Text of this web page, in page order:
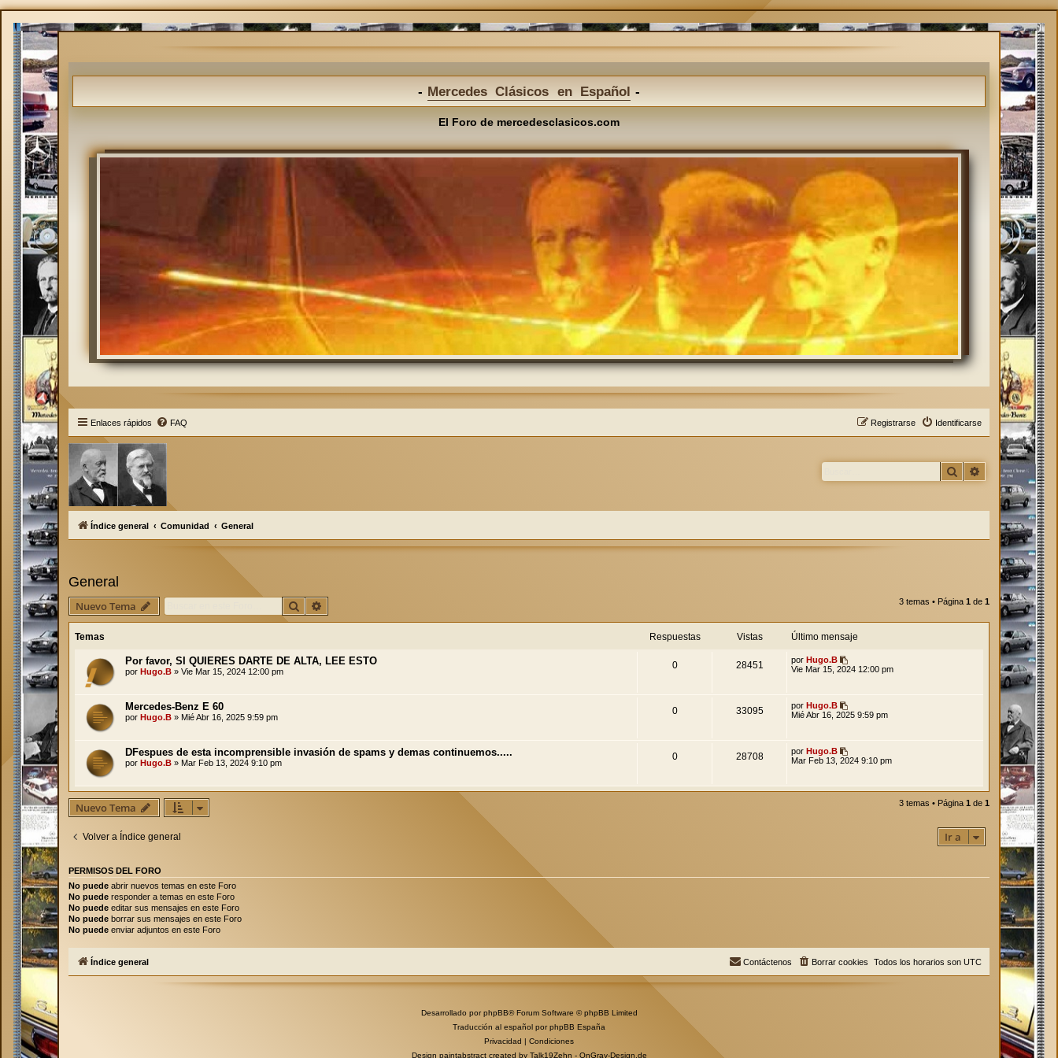
Mercedes Clásicos en Español
El Foro de mercedesclasicos.com
Enlaces rápidos FAQ Identificarse
Registrarse
Buscar Búsqueda
Índice general Comunidad General
General
Nuevo Tema Buscar 3 temas • Página 1 de 1
Temas Respuestas Vistas Último mensaje
Por favor, SI QUIERES DARTE DE ALTA, LEE ESTO
por Hugo.B » Vie Mar 15, 2024 12:00 pm
0 28451 por Hugo.B
Vie Mar 15, 2024 12:00 pm
Mercedes-Benz E 60
por Hugo.B » Mié Abr 16, 2025 9:59 pm
0 33095 por Hugo.B
Mié Abr 16, 2025 9:59 pm
DFespues de esta incomprensible invasión de spams y demas continuemos.....
por Hugo.B » Mar Feb 13, 2024 9:10 pm
0 28708 por Hugo.B
Mar Feb 13, 2024 9:10 pm
Nuevo Tema 3 temas • Página 1 de 1
Volver a Índice general Ir a
PERMISOS DEL FORO
No puede abrir nuevos temas en este Foro
No puede responder a temas en este Foro
No puede editar sus mensajes en este Foro
No puede borrar sus mensajes en este Foro
No puede enviar adjuntos en este Foro
Índice general Todos los horarios son UTC
Borrar cookies
Contáctenos
Desarrollado porphpBB® Forum Software © phpBB Limited
Traducción al español porphpBB España
Privacidad | Condiciones
Design paintabstract created by Talk19Zehn - OnGray-Design.de